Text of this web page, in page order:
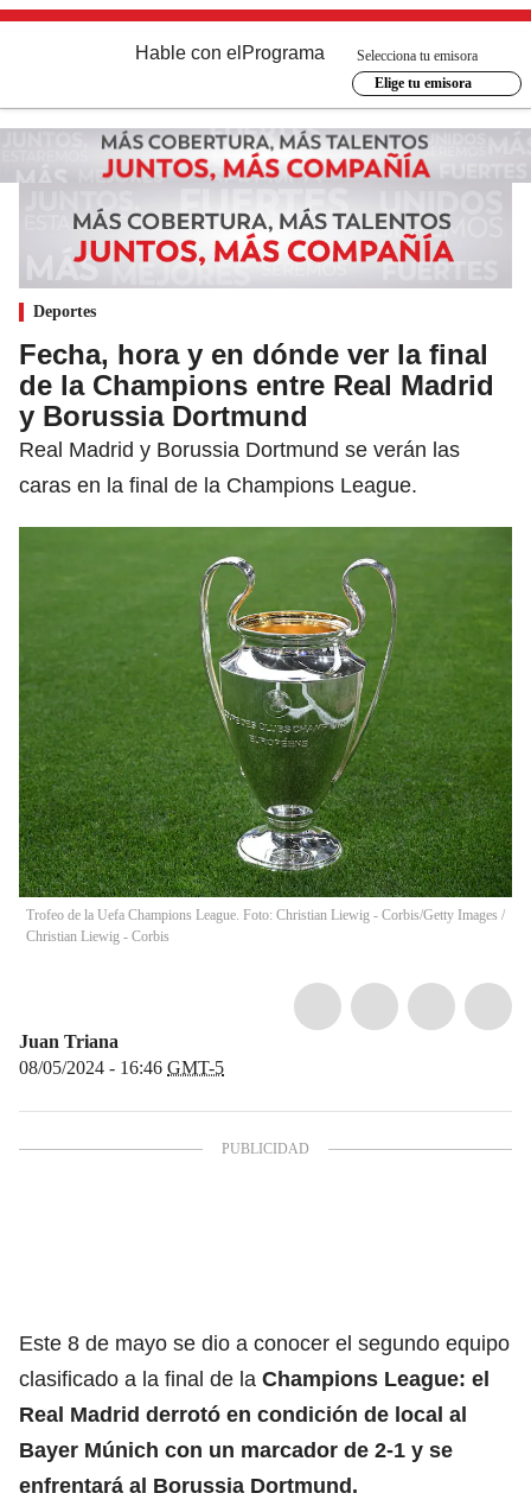
Hable con el Programa
Selecciona tu emisora
Elige tu emisora
Deportes
Fecha, hora y en dónde ver la final
de la Champions entre Real Madrid
y Borussia Dortmund
Real Madrid y Borussia Dortmund se verán las
caras en la final de la Champions League.
Trofeo de la Uefa Champions League. Foto: Christian Liewig - Corbis/Getty Images /
Christian Liewig - Corbis
Juan Triana
08/05/2024 - 16:46 GMT-5
Este 8 de mayo se dio a conocer el segundo equipo
clasificado a la final de la Champions League: el
Real Madrid derrotó en condición de local al
Bayer Múnich con un marcador de 2-1 y se
enfrentará al Borussia Dortmund.